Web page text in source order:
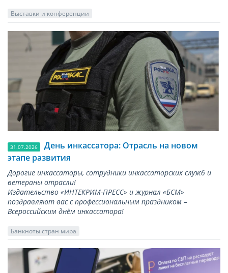
Выставки и конференции
31.07.2026
День инкассатора: Отрасль на новом
этапе развития
Дорогие инкассаторы, сотрудники инкассаторских служб и
ветераны отрасли!
Издательство «ИНТЕКРИМ-ПРЕСС» и журнал «БСМ»
поздравляют вас с профессиональным праздником –
Всероссийским днём инкассатора!
Банкноты стран мира